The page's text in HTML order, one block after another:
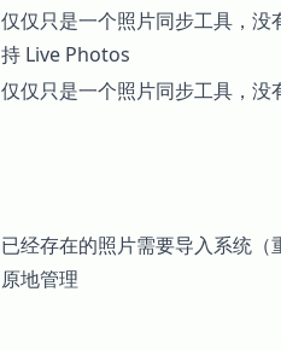
仅仅只是一个照片同步工具，
持 Live Photos
仅仅只是一个照片同步工具，没
已经存在的照片需要导入系统
原地管理